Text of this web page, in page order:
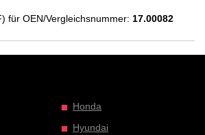
für OEN/Vergleichsnummer: 17.00082
Honda
Hyundai